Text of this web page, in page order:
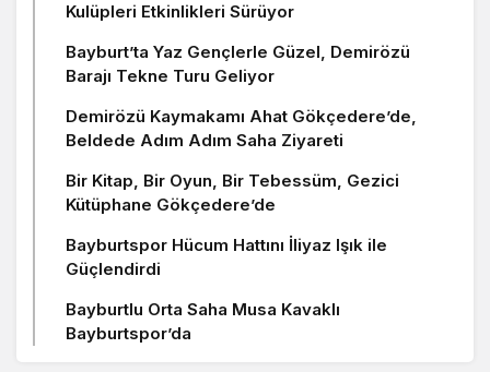
Kulüpleri Etkinlikleri Sürüyor
Bayburt’ta Yaz Gençlerle Güzel, Demirözü
Barajı Tekne Turu Geliyor
Demirözü Kaymakamı Ahat Gökçedere’de,
Beldede Adım Adım Saha Ziyareti
Bir Kitap, Bir Oyun, Bir Tebessüm, Gezici
Kütüphane Gökçedere’de
Bayburtspor Hücum Hattını İliyaz Işık ile
Güçlendirdi
Bayburtlu Orta Saha Musa Kavaklı
Bayburtspor’da